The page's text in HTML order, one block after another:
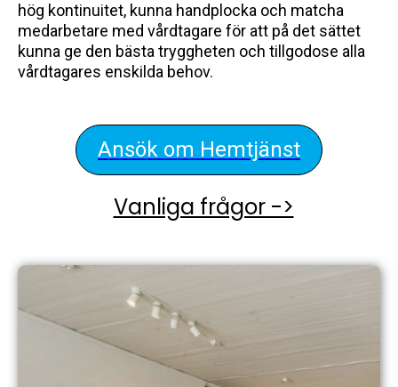
hög kontinuitet, kunna handplocka och matcha
medarbetare med vårdtagare för att på det sättet
kunna ge den bästa tryggheten och tillgodose alla
vårdtagares enskilda behov.
Ansök om Hemtjänst
Vanliga frågor ->